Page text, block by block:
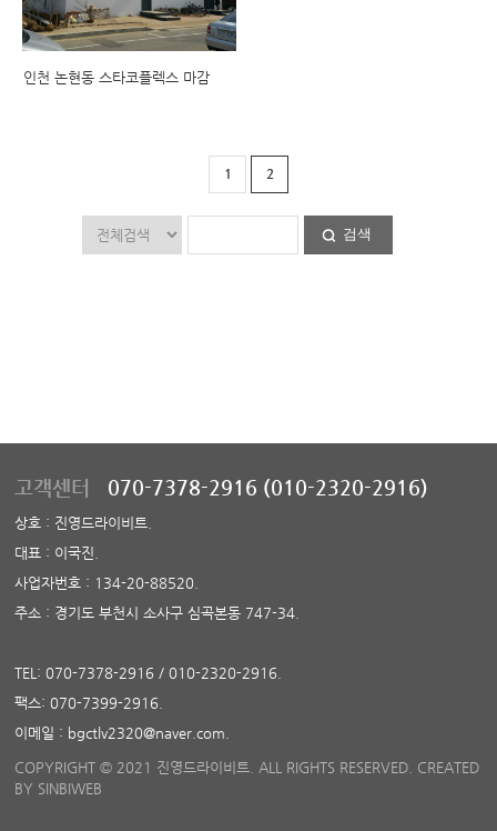
인천 논현동 스타코플렉스 마감
1 2
검색
고객센터 070-7378-2916 (010-2320-2916)
상호 : 진영드라이비트.
대표 : 이국진.
사업자번호 : 134-20-88520.
주소 : 경기도 부천시 소사구 심곡본동 747-34.
TEL: 070-7378-2916 / 010-2320-2916.
팩스: 070-7399-2916.
이메일 : bgctlv2320@naver.com.
COPYRIGHT © 2021 진영드라이비트. ALL RIGHTS RESERVED. CREATED
BY SINBIWEB